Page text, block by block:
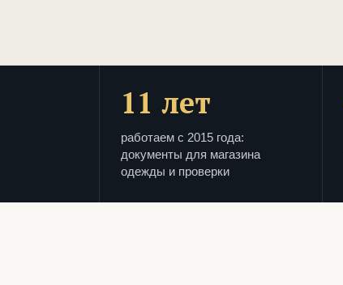
11 лет
работаем с 2015 года:
документы для магазина
одежды и проверки